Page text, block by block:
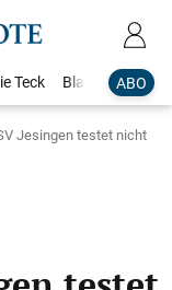
ABO
Teck Blaulicht
Jesingen testet nicht